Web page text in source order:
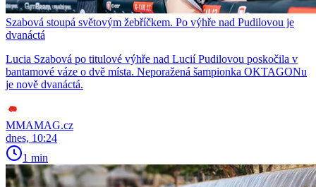
Szabová stoupá světovým žebříčkem. Po výhře nad Pudilovou je
dvanáctá
Lucia Szabová po titulové výhře nad Lucií Pudilovou poskočila v
bantamové váze o dvě místa. Neporažená šampionka OKTAGONu
je nově dvanáctá.
MMAMAG.cz
dnes, 10:24
1 min